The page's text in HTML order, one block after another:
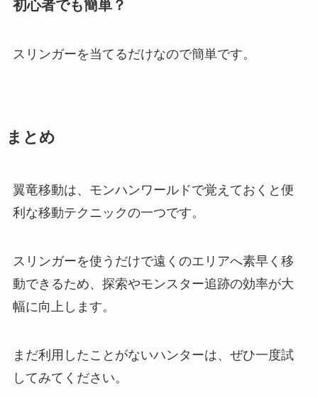
初心者でも簡単？
スリンガーを当てるだけなので簡単です。
まとめ
翼竜移動は、モンハンワールドで覚えておくと便
利な移動テクニックの一つです。
スリンガーを使うだけで遠くのエリアへ素早く移
動できるため、探索やモンスター追跡の効率が大
幅に向上します。
まだ利用したことがないハンターは、ぜひ一度試
してみてください。